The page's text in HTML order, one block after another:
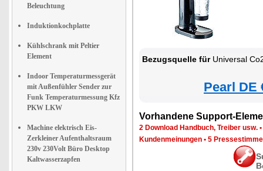
Beleuchtung
Induktionkochplatte
Kühlschrank mit Peltier
Element
Indoor Temperaturmessgerät
mit Außenfühler Sender zur
Funk Temperaturmessung Kfz
PKW LKW
Machine elektrisch Eis-
Zerkleiner Aufenthaltsraum
230v 230Volt Büro Desktop
Kaltwasserzapfen
Bezugsquelle fürUniversal Co2-Zylinder Zylinder Sprudeln
Pearl DE
Vorhandene Support-
2 Download Handbuch, Treiber usw. •
Kundenmeinungen • 5